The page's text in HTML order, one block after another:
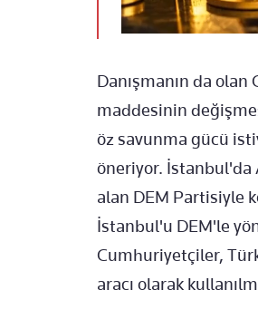
Danışmanın da
maddesinin
öz savunma gücü
öneriyor.
alan DEM Partisiyle
İstanbul'u DEM'le
Cumhuriyetçiler,
aracı olarak